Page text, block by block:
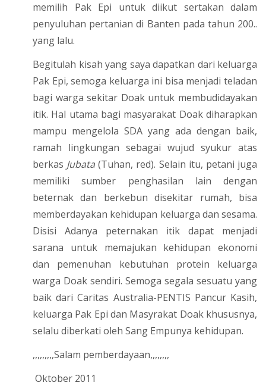
memilih Pak Epi untuk diikut sertakan dalam
penyuluhan pertanian di Banten pada tahun 200..
yang lalu.
Begitulah kisah yang saya dapatkan dari keluarga
Pak Epi, semoga keluarga ini bisa menjadi teladan
bagi warga sekitar Doak untuk membudidayakan
itik. Hal utama bagi masyarakat Doak diharapkan
mampu mengelola SDA yang ada dengan baik,
ramah lingkungan sebagai wujud syukur atas
berkas Jubata (Tuhan, red). Selain itu, petani juga
memiliki sumber penghasilan lain dengan
beternak dan berkebun disekitar rumah, bisa
memberdayakan kehidupan keluarga dan sesama.
Disisi Adanya peternakan itik dapat menjadi
sarana untuk memajukan kehidupan ekonomi
dan pemenuhan kebutuhan protein keluarga
warga Doak sendiri. Semoga segala sesuatu yang
baik dari Caritas Australia-PENTIS Pancur Kasih,
keluarga Pak Epi dan Masyrakat Doak khususnya,
selalu diberkati oleh Sang Empunya kehidupan.
,,,,,,,,,Salam pemberdayaan,,,,,,,,
Oktober 2011